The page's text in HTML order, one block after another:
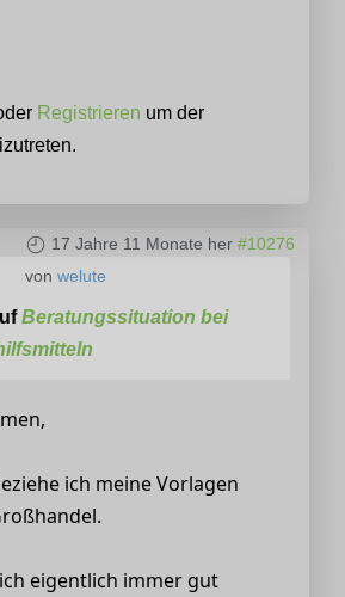
Registrieren um der
17 Jahre 11 Monate her #10276
von welute
Beratungssituation bei
ich meine Vorlagen
eigentlich immer gut